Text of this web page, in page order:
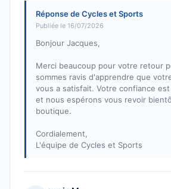
Réponse de Cycles et Sports
Publiée le 16/07/2026
Bonjour Jacques,
Merci beaucoup pour votre retour
sommes ravis d'apprendre que
vous a satisfait. Votre confiance
et nous espérons vous revoir
boutique.
Cordialement,
L'équipe de Cycles et Sports